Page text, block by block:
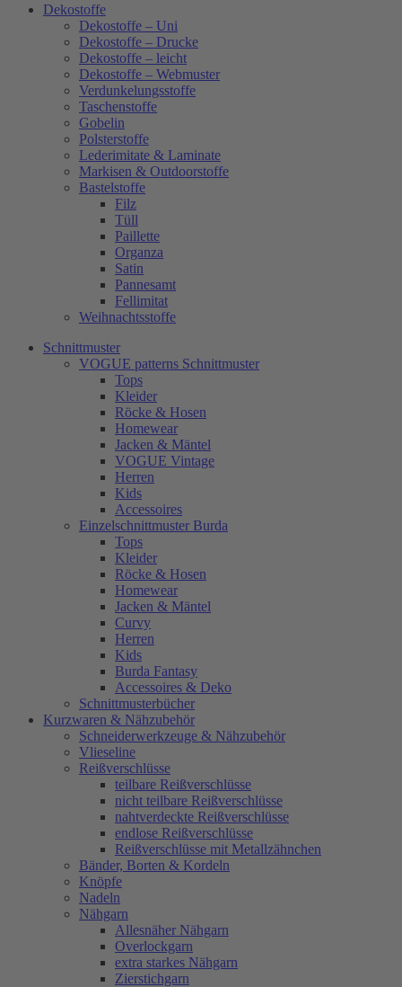
Dekostoffe
Dekostoffe – Uni
Dekostoffe – Drucke
Dekostoffe – leicht
Dekostoffe – Webmuster
Verdunkelungsstoffe
Taschenstoffe
Gobelin
Polsterstoffe
Lederimitate & Laminate
Markisen & Outdoorstoffe
Bastelstoffe
Filz
Tüll
Paillette
Organza
Satin
Pannesamt
Fellimitat
Weihnachtsstoffe
Schnittmuster
VOGUE patterns Schnittmuster
Tops
Kleider
Röcke & Hosen
Homewear
Jacken & Mäntel
VOGUE Vintage
Herren
Kids
Accessoires
Einzelschnittmuster Burda
Tops
Kleider
Röcke & Hosen
Homewear
Jacken & Mäntel
Curvy
Herren
Kids
Burda Fantasy
Accessoires & Deko
Schnittmusterbücher
Kurzwaren & Nähzubehör
Schneiderwerkzeuge & Nähzubehör
Vlieseline
Reißverschlüsse
teilbare Reißverschlüsse
nicht teilbare Reißverschlüsse
nahtverdeckte Reißverschlüsse
endlose Reißverschlüsse
Reißverschlüsse mit Metallzähnchen
Bänder, Borten & Kordeln
Knöpfe
Nadeln
Nähgarn
Allesnäher Nähgarn
Overlockgarn
extra starkes Nähgarn
Zierstichgarn